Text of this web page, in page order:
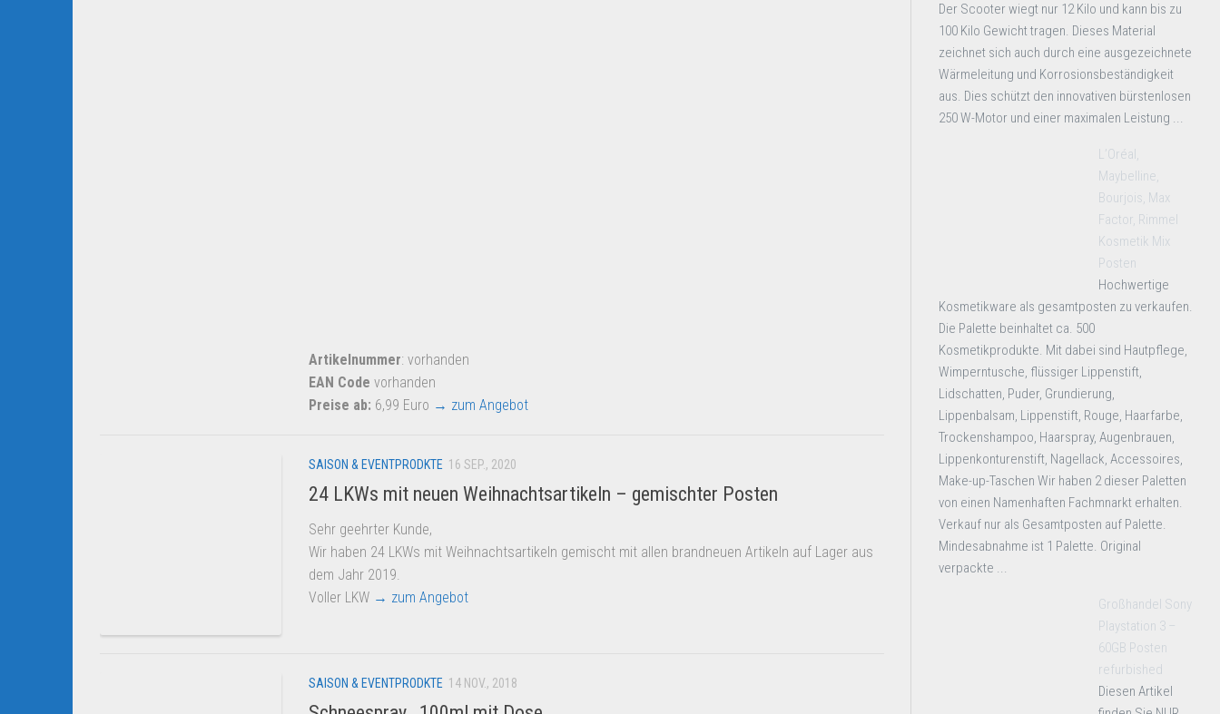
Artikelnummer: vorhanden
EAN Code vorhanden
Preise ab: 6,99 Euro → zum Angebot
SAISON & EVENTPRODKTE 16 SEP., 2020
24 LKWs mit neuen Weihnachtsartikeln – gemischter Posten
Sehr geehrter Kunde,
Wir haben 24 LKWs mit Weihnachtsartikeln gemischt mit allen brandneuen Artikeln auf Lager aus
dem Jahr 2019.
Voller LKW → zum Angebot
SAISON & EVENTPRODKTE 14 NOV., 2018
Der Scooter wiegt nur 12 Kilo und kann bis zu
100 Kilo Gewicht tragen. Dieses Material
zeichnet sich auch durch eine ausgezeichnete
Wärmeleitung und Korrosionsbeständigkeit
aus. Dies schützt den innovativen bürstenlosen
250 W-Motor und einer maximalen Leistung ...
L’Oréal,
Maybelline,
Bourjois, Max
Factor, Rimmel
Kosmetik Mix
Posten
Hochwertige
Kosmetikware als gesamtposten zu verkaufen.
Die Palette beinhaltet ca. 500
Kosmetikprodukte. Mit dabei sind Hautpflege,
Wimperntusche, flüssiger Lippenstift,
Lidschatten, Puder, Grundierung,
Lippenbalsam, Lippenstift, Rouge, Haarfarbe,
Trockenshampoo, Haarspray, Augenbrauen,
Lippenkonturenstift, Nagellack, Accessoires,
Make-up-Taschen Wir haben 2 dieser Paletten
von einen Namenhaften Fachmnarkt erhalten.
Verkauf nur als Gesamtposten auf Palette.
Mindesabnahme ist 1 Palette. Original
verpackte ...
Großhandel Sony
Playstation 3 –
60GB Posten
refurbished
Diesen Artikel